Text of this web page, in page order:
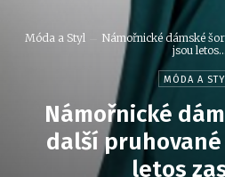
Móda a Styl
Námořnické dámské
jsou letos...
MÓDA A
Námořnické
další
letos